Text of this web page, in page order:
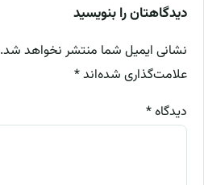
دیدگاهتان را بنویسید
نشانی ایمیل شما منتشر نخواهد شد.
علامت‌گذاری شده‌اند*
دیدگاه*